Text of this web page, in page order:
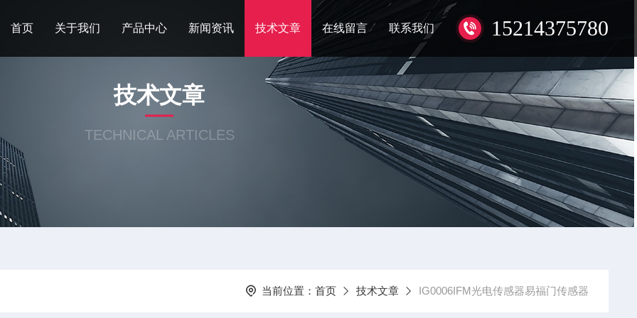
15214375780
首页 关于我们 产品中心 新闻资讯 技术文章 在线留言 联系我们
技术文章
TECHNICAL ARTICLES
当前位置： 首页 技术文章 IG0006IFM光电传感器易福门传感器